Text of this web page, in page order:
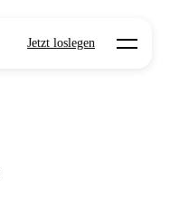
Jetzt loslegen Open